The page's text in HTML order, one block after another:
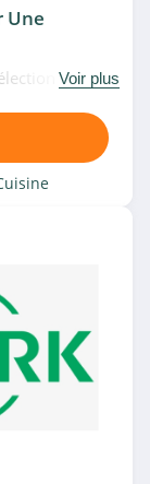
4.8
4.4
Une
de
Voir plus